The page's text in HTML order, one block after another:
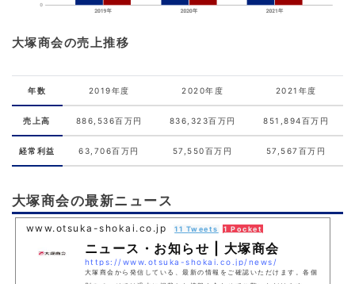
大塚商会の売上推移
年数 2019年度 2020年度 2021年度
売上高 886,536百万円 836,323百万円 851,894百万円
経常利益 63,706百万円 57,550百万円 57,567百万円
大塚商会の最新ニュース
www.otsuka-shokai.co.jp 11 Tweets 1 Pocket
ニュース・お知らせ | 大塚商会
https://www.otsuka-shokai.co.jp/news/
大塚商会から発信している、最新の情報をご確認いただけます。各個